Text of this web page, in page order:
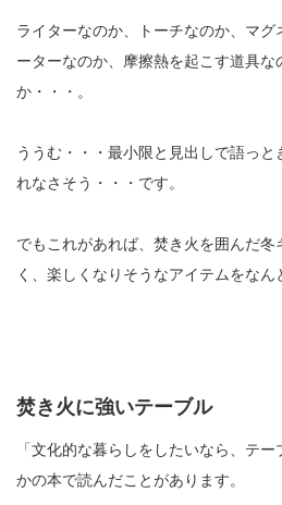
ライターなのか、トーチなのか、マグ
ーターなのか、摩擦熱を起こす道具な
か・・・。
ううむ・・・最小限と見出しで語っと
れなさそう・・・です。
でもこれがあれば、焚き火を囲んだ冬
く、楽しくなりそうなアイテムをなん
焚き火に強いテーブル
「文化的な暮らしをしたいなら、テ
かの本で読んだことがあります。